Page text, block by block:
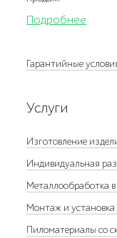
Подробнее
Гарантийные
Услуги
Изготовление
Индивидуальная
Металлообработка
Монтаж и
Пиломатериалы со